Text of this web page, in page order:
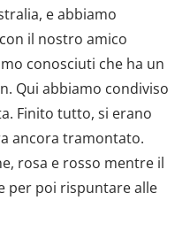
i tuoi dati personali
sezione dettagli. Puoi
in qualsiasi momento
contenuti ed
dei social media e per
inoltre
il nostro sito con i
analisi dei dati web,
e abbiamo
il nostro amico
conosciuti che ha un
Qui abbiamo condiviso
Finito tutto, si erano
ancora tramontato.
rosa e rosso mentre il
per poi rispuntare alle